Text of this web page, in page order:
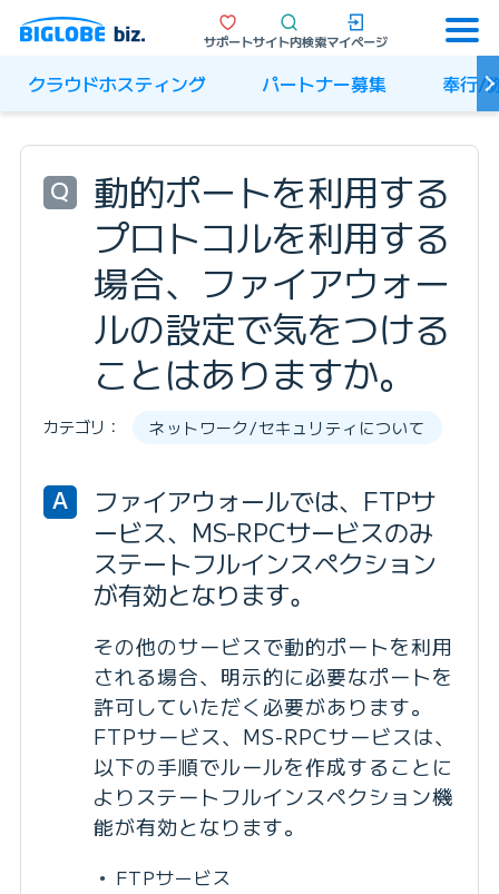
サポートサイト内検索マイページ
クラウドホスティング パートナー募集 奉行/
Q
動的ポートを利用する
プロトコルを利用する
場合、ファイアウォー
ルの設定で気をつける
ことはありますか。
カテゴリ： ネットワーク/セキュリティについて
A
ファイアウォールでは、FTPサ
ービス、MS-RPCサービスのみ
ステートフルインスペクション
が有効となります。
その他のサービスで動的ポートを利用
される場合、明示的に必要なポートを
許可していただく必要があります。
FTPサービス、MS-RPCサービスは、
以下の手順でルールを作成することに
よりステートフルインスペクション機
能が有効となります。
FTPサービス